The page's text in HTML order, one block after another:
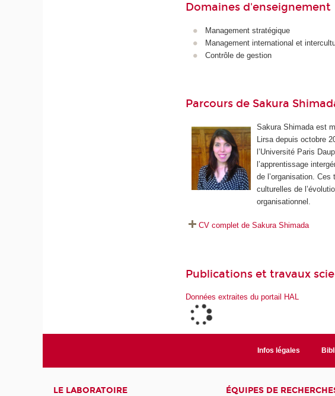
Domaines d'enseignement
Management stratégique
Management international et
Contrôle de gestion
Parcours de Sakura
Sakura Shimada est
Lirsa depuis octobre
l’Université Paris
l’apprentissage
de l’organisation.
culturelles de
organisationnel.
CV complet de Sakura Shimada
Publications et travaux
Données extraites du portail HAL
Infos légales
LE LABORATOIRE ÉQUIPES DE